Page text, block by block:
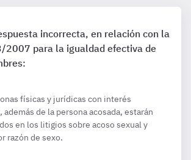
incorrecta, en relación con la
2007 para la igualdad efectiva de
físicas y jurídicas con interés
además de la persona acosada, estarán
en los litigios sobre acoso sexual y
razón de sexo.